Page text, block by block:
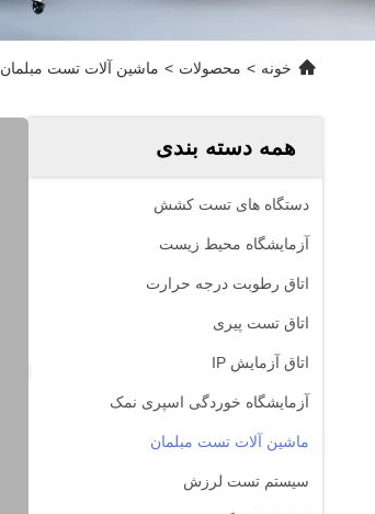
خونه > محصولات > ماشین آلات تست مبلمان
همه دسته بندی
دستگاه های تست کشش
آزمایشگاه محیط زیست
اتاق رطوبت درجه حرارت
اتاق تست پیری
اتاق آزمایش IP
آزمایشگاه خوردگی اسپری نمک
ماشین آلات تست مبلمان
سیستم تست لرزش